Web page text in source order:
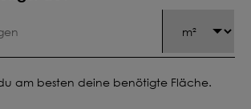
am besten deine benötigte Fläche.